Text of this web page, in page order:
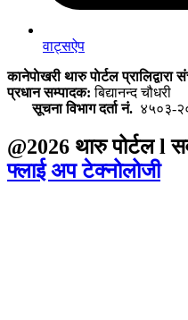
वाट्सऐप
कानेपाेखरी थारु पाेर्टल प्रालिद्वारा
प्रधान सम्पादक: बिद्यानन्द
सूचना विभाग दर्ता नं. ४५०३-
@2026 थारु पोर्टल l
फ्लाई अप टेक्नोलोजी